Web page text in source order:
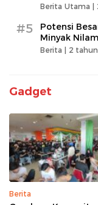
Berita Utama |
#5
Potensi
Minyak
Berita | 2
Gadget
Berita